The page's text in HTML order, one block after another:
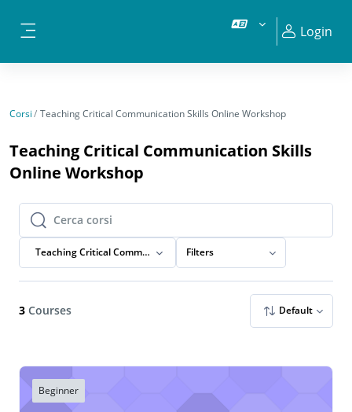
Login
Corsi Teaching Critical Communication Skills Online Workshop
Teaching Critical Communication Skills
Online Workshop
Cerca corsi
Cerca corsi
Teaching Critical Communication Skills Online Workshop
Filters
3 Courses Default
Beginner